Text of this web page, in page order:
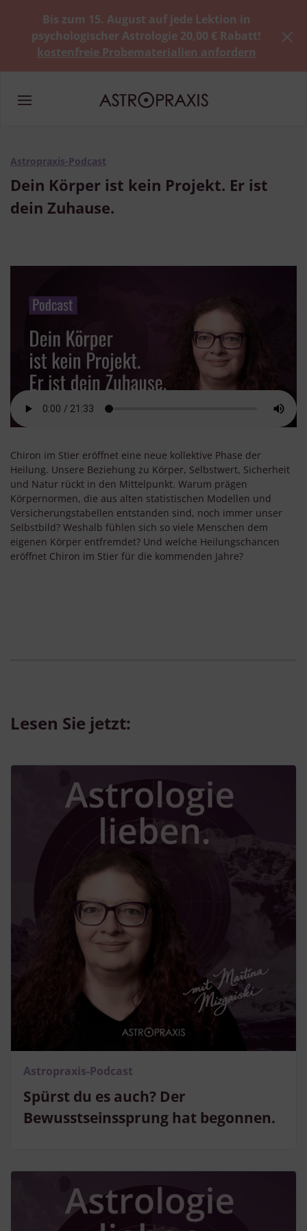
Bis zum 15. August auf jede Lektion in
psychologischer Astrologie 20,00 € Rabatt!
kostenfreie Probematerialien anfordern
Astropraxis-Podcast
Dein Körper ist kein Projekt. Er ist
dein Zuhause.
Chiron im Stier eröffnet eine neue kollektive Phase der
Heilung. Unsere Beziehung zu Körper, Selbstwert, Sicherheit
und Natur rückt in den Mittelpunkt. Warum prägen
Körpernormen, die aus alten statistischen Modellen und
Versicherungstabellen entstanden sind, noch immer unser
Selbstbild? Weshalb fühlen sich so viele Menschen dem
eigenen Körper entfremdet? Und welche Heilungschancen
eröffnet Chiron im Stier für die kommenden Jahre?
Lesen Sie jetzt:
Spürst du es auch? Der
Bewusstseinssprung hat begonnen.
Astropraxis-Podcast